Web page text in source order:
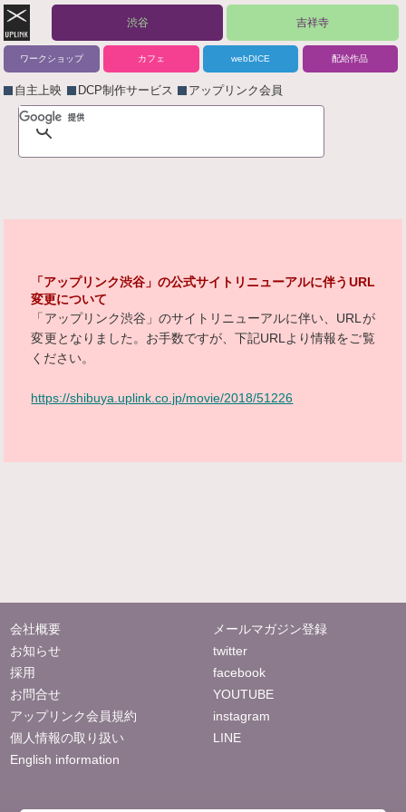
渋谷 吉祥寺
ワークショップ カフェ webDICE 配給作品
自主上映 DCP制作サービス アップリンク会員
「アップリンク渋谷」の公式サイトリニューアルに伴うURL
変更について
「アップリンク渋谷」のサイトリニューアルに伴い、URLが
変更となりました。お手数ですが、下記URLより情報をご覧
ください。
https://shibuya.uplink.co.jp/movie/2018/51226
会社概要
お知らせ
採用
お問合せ
アップリンク会員規約
個人情報の取り扱い
English information
メールマガジン登録
twitter
facebook
YOUTUBE
instagram
LINE